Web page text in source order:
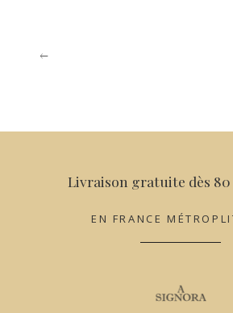
Livraison gratuite dès
EN FRANCE